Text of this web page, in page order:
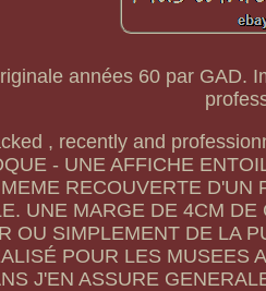
années 60 par GAD.
, recently and
- UNE AFFICHE
RECOUVERTE D'UN
UNE MARGE DE 4CM
OU SIMPLEMENT DE LA
POUR LES MUSEES
J'EN ASSURE